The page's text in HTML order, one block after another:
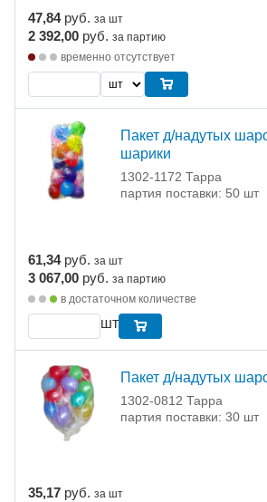
47,84 руб. за шт
2 392,00 руб. за партию
временно отсутствует
Пакет д/надутых
шарики
1302-1172 Тарра
партия поставки: 50 шт
61,34 руб. за шт
3 067,00 руб. за партию
в достаточном количестве
шт
Пакет д/надутых
1302-0812 Тарра
партия поставки: 30 шт
35,17 руб. за шт